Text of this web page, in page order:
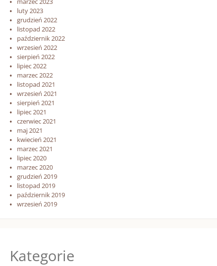
luty 2023
grudzień 2022
listopad 2022
październik 2022
wrzesień 2022
sierpień 2022
lipiec 2022
marzec 2022
listopad 2021
wrzesień 2021
sierpień 2021
lipiec 2021
czerwiec 2021
maj 2021
kwiecień 2021
marzec 2021
lipiec 2020
marzec 2020
grudzień 2019
listopad 2019
październik 2019
wrzesień 2019
Kategorie